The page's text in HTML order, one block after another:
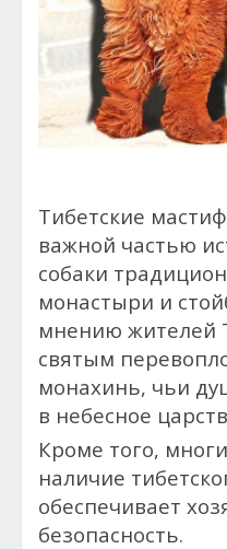
Тибетские
важной частью
собаки
монастыри и
мнению жителей
святым
монахинь, чьи
в небесное
Кроме того,
наличие
обеспечивает
безопасность.